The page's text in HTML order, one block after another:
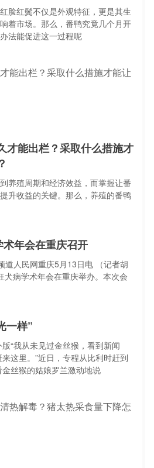
脸红鬓不仅是外观特征，更是其生
着市场。那么，番鸭究竟几个月开
法能促进这一过程呢
才能出栏？采取什么措施才
养殖周期和经济效益，而掌握让番
升收益的关键。那么，养殖的番鸭
年会在重庆召开
道人民网重庆5月13日电 （记者胡
犬病学术年会在重庆举办。本次会
一样”
“我从未见过金丝猴，看到新闻
这里。”近日，专程从比利时赶到
丝猴的姑娘罗兰激动地说